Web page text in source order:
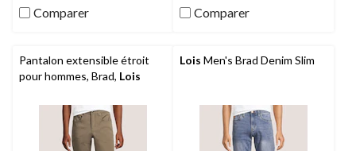
Comparer
5. Comparer
Pantalon extensible étroit
pour hommes, Brad, Lois
Lois Men's Brad Denim Slim